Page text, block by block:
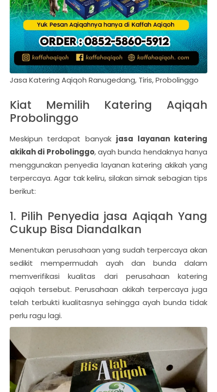
Jasa Katering Aqiqoh Ranugedang, Tiris, Probolinggo
Kiat Memilih Katering Aqiqah
Probolinggo
Meskipun terdapat banyak jasa layanan katering
akikah di Probolinggo, ayah bunda hendaknya hanya
menggunakan penyedia layanan katering akikah yang
terpercaya. Agar tak keliru, silakan simak sebagian tips
berikut:
1. Pilih Penyedia jasa Aqiqah Yang
Cukup Bisa Diandalkan
Menentukan perusahaan yang sudah terpercaya akan
sedikit mempermudah ayah dan bunda dalam
memverifikasi kualitas dari perusahaan katering
aqiqoh tersebut. Perusahaan akikah terpercaya juga
telah terbukti kualitasnya sehingga ayah bunda tidak
perlu ragu lagi.